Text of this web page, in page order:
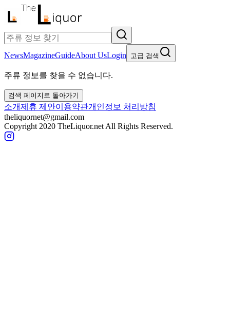
NewsMagazineGuideAbout UsLogin 고급 검색
주류 정보를 찾을 수 없습니다.
검색 페이지로 돌아가기
소개제휴 제안이용약관개인정보 처리방침
theliquornet@gmail.com
Copyright 2020 TheLiquor.net All Rights Reserved.